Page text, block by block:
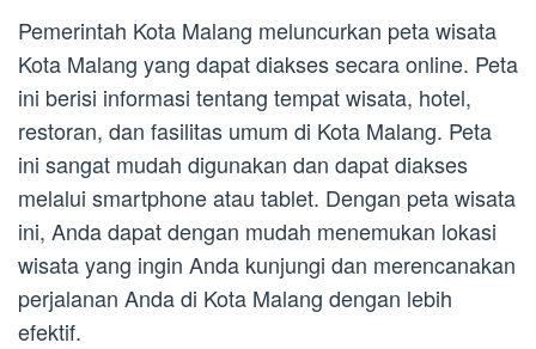
Pemerintah Kota Malang meluncurkan peta wisata
Kota Malang yang dapat diakses secara online. Peta
ini berisi informasi tentang tempat wisata, hotel,
restoran, dan fasilitas umum di Kota Malang. Peta
ini sangat mudah digunakan dan dapat diakses
melalui smartphone atau tablet. Dengan peta wisata
ini, Anda dapat dengan mudah menemukan lokasi
wisata yang ingin Anda kunjungi dan merencanakan
perjalanan Anda di Kota Malang dengan lebih
efektif.